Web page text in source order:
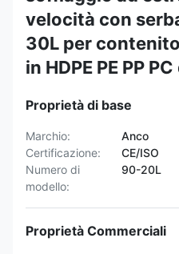
velocità con
30L per
in HDPE PE PP
Proprietà di base
Marchio:
Anco
Certificazione:
CE/ISO
Numero di
modello:
90-20L
Proprietà Commerciali